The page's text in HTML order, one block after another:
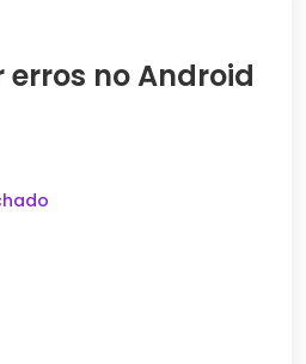
no Android